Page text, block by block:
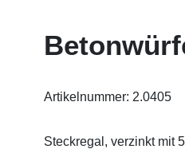
Artikelnummer: 2.0405
Steckregal, verzinkt mit